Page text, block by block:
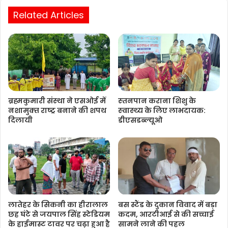
Related Articles
ब्रह्मकुमारी संस्‍था ने एसओई में
नशामुक्‍त राष्‍ट्र बनाने की शपथ
दिलायी
स्‍तनपान कराना शिशु के
स्‍वास्‍थ्‍य के लिए लाभदायक:
डीएसडब्‍ल्‍यूओ
लातेहर के सिकनी का हीरालाल
छह घंटे से जयपाल सिंह स्टेडियम
के हाईमास्ट टावर पर चढ़ा हुआ है
बस स्टैंड के दुकान विवाद में बड़ा
कदम, आरटीआई से की सच्चाई
सामने लाने की पहल